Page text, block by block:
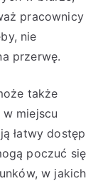
pracownicy
nie
przerwę.
także
miejscu
łatwy dostęp
poczuć się
w jakich